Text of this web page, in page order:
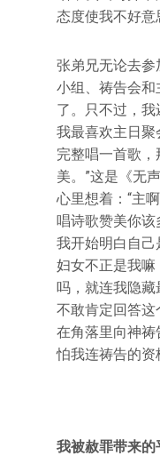
态度使我不好意
张弟兄无论去参
小组、祷告会
了。只不过，我
我最喜欢主日聚
完整唱一首歌
美。”这是《无
心里想着：“主
唱诗歌赞美你该
我开始明白自
妇女不正是我
吗，就连我隐
不敢肯定回答
在角落里向神
怕我连祷告的资
我被赦罪带来